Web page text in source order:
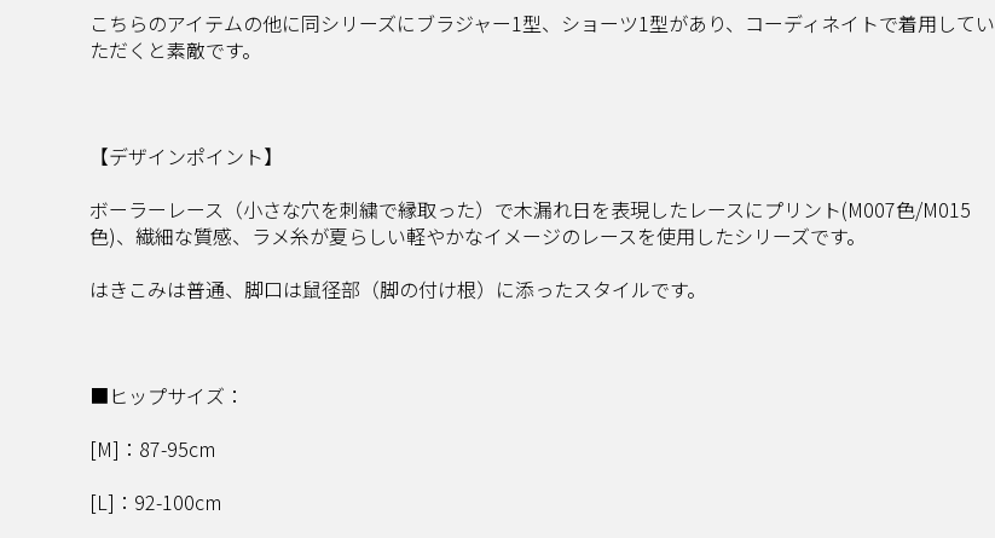
こちらのアイテムの他に同シリーズにブラジャー1型、ショーツ1型があり、コーディネイトで着用してい
ただくと素敵です。
【デザインポイント】
ボーラーレース（小さな穴を刺繍で縁取った）で木漏れ日を表現したレースにプリント(M007色/M015
色)、繊細な質感、ラメ糸が夏らしい軽やかなイメージのレースを使用したシリーズです。
はきこみは普通、脚口は鼠径部（脚の付け根）に添ったスタイルです。
■ヒップサイズ：
[M]：87-95cm
[L]：92-100cm